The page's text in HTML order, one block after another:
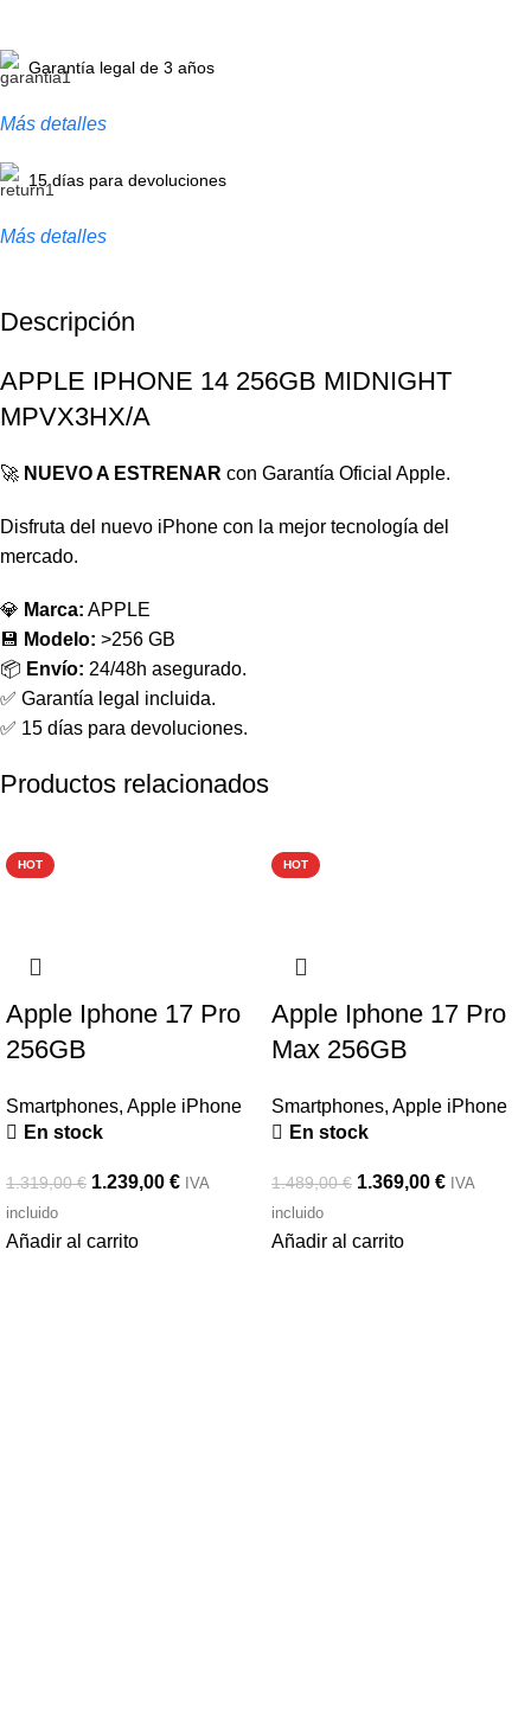
Garantía legal de 3 años
Más detalles
15 días para devoluciones
Más detalles
Descripción
APPLE IPHONE 14 256GB MIDNIGHT
MPVX3HX/A
🚀 NUEVO A ESTRENAR con Garantía Oficial Apple.
Disfruta del nuevo iPhone con la mejor tecnología del
mercado.
💎 Marca: APPLE
💾 Modelo: >256 GB
📦 Envío: 24/48h asegurado.
✅ Garantía legal incluida.
✅ 15 días para devoluciones.
Productos relacionados
HOT
Apple Iphone 17 Pro
256GB
Smartphones, Apple iPhone
En stock
1.319,00€ 1.239,00 € IVA
incluido
Añadir al carrito
HOT
Apple Iphone 17 Pro
Max 256GB
Smartphones, Apple iPhone
En stock
1.489,00€ 1.369,00 € IVA
incluido
Añadir al carrito